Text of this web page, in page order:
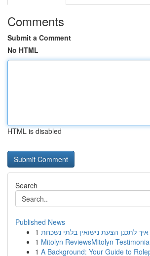
Comments
Submit a Comment
No HTML
HTML is disabled
Search
Published News
1
1 Mitolyn ReviewsMitolyn
1 A Background: Your Guide to